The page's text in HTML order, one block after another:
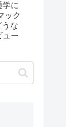
学に
ック
うな
ュー